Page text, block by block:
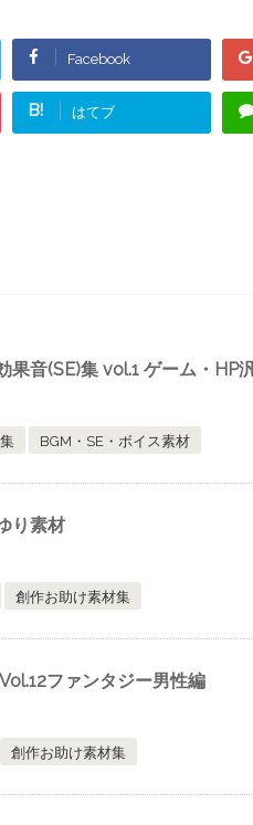
Facebook
B! はてブ
果音(SE)集 vol.1 ゲーム・HP
BGM・SE・ボイス素材
り素材
創作お助け素材集
ファンタジー男性編
創作お助け素材集